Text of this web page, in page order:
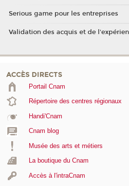
Serious game pour les entreprises
Validation des acquis et de
ACCÈS DIRECTS
Portail Cnam
Répertoire des centres régionaux
Handi'Cnam
Cnam blog
Musée des arts et métiers
La boutique du Cnam
Accès à l'intraCnam